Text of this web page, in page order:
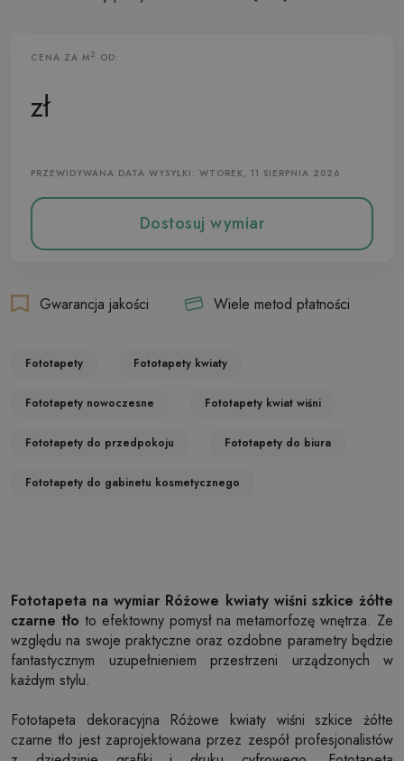
CENA ZA M2 OD:
zł
PRZEWIDYWANA DATA WYSYŁKI: WTOREK, 11 SIERPNIA 2026
Dostosuj wymiar
Gwarancja jakości Wiele metod płatności
Fototapety Fototapety kwiaty
Fototapety nowoczesne Fototapety kwiat wiśni
Fototapety do przedpokoju Fototapety do biura
Fototapety do gabinetu kosmetycznego
Fototapeta na wymiar Różowe kwiaty wiśni szkice żółte
czarne tło to efektowny pomysł na metamorfozę wnętrza. Ze
względu na swoje praktyczne oraz ozdobne parametry będzie
fantastycznym uzupełnieniem przestrzeni urządzonych w
każdym stylu.
Fototapeta dekoracyjna Różowe kwiaty wiśni szkice żółte
czarne tło jest zaprojektowana przez zespół profesjonalistów